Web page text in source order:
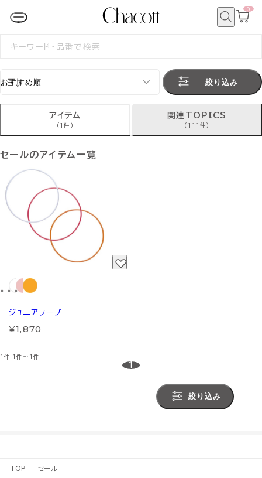
カ
0
検
絞り込み
アイテム
(1件)
関連TOPICS
(111件)
セールのアイテム一覧
ジュニアフープ
¥1,870
1件 1件～1件
1
絞り込み
TOP セール